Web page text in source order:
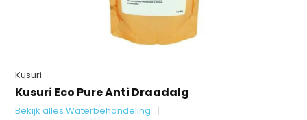
Kusuri
Kusuri Eco Pure Anti Draadalg
Bekijk alles Waterbehandeling